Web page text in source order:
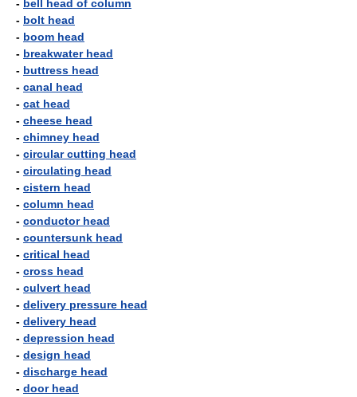
- bell head of column
- bolt head
- boom head
- breakwater head
- buttress head
- canal head
- cat head
- cheese head
- chimney head
- circular cutting head
- circulating head
- cistern head
- column head
- conductor head
- countersunk head
- critical head
- cross head
- culvert head
- delivery pressure head
- delivery head
- depression head
- design head
- discharge head
- door head